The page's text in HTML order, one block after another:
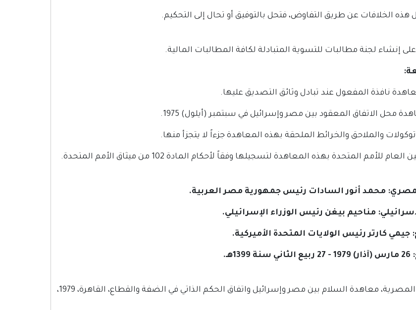
هذه الخلافات عن طريق التفاوض، فتحل بالتوفيق أو تحال إلى التحكيم.
إنشاء لجنة مطالبات للتسوية المتبادلة لكافة المطالبات المالية.
نافذة المفعول عند تبادل وثائق التصديق عليها.
محل الاتفاق المعقود بين مصر وإسرائيل في سبتمبر (أيلول) 1975.
والملاحق والخرائط الملحقة بهذه المعاهدة جزءاً لا يتجزأ منها.
للأمم المتحدة بهذه المعاهدة لتسجيلها وفقاً لأحكام المادة 102 من ميثاق الأمم المتحدة.
محمد أنور السادات رئيس جمهورية مصر العربية.
مناحيم بيغن رئيس الوزراء الإسرائيلي.
كارتر رئيس الولايات المتحدة الأميركية.
وزارة الخارجية المصرية، معاهدة السلام بين مصر وإسرائيل واتفاق الحكم الذاتي في الضفة والقطاع، القاهرة، 1979،